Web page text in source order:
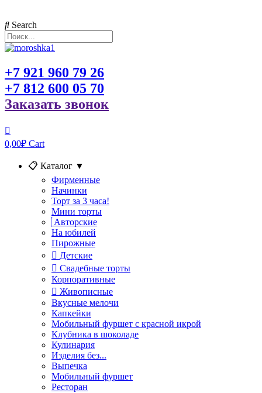
Search
+7 921 960 79 26
+7 812 600 05 70
Заказать звонок
0,00₽ Cart
📋 Каталог ▼
Фирменные
Начинки
Торт за 3 часа!
Мини торты
Авторские
На юбилей
Пирожные
Детские
Свадебные торты
Корпоративные
Живописные
Вкусные мелочи
Капкейки
Мобильный фуршет с красной икрой
Клубника в шоколаде
Кулинария
Изделия без...
Выпечка
Мобильный фуршет
Ресторан